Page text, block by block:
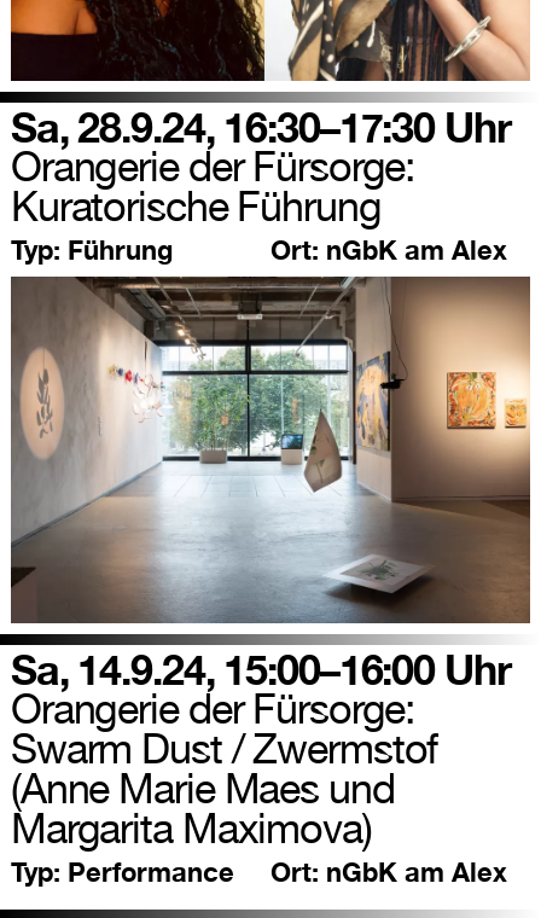
Sa, 28.9.24, 16:30–17:30 Uhr
Orangerie der Fürsorge:
Kuratorische Führung
Typ: Führung Ort: nGbK am Alex
Sa, 14.9.24, 15:00–16:00 Uhr
Orangerie der Fürsorge:
Swarm Dust / Zwermstof
(Anne Marie Maes und
Margarita Maximova)
Typ: Performance Ort: nGbK am Alex